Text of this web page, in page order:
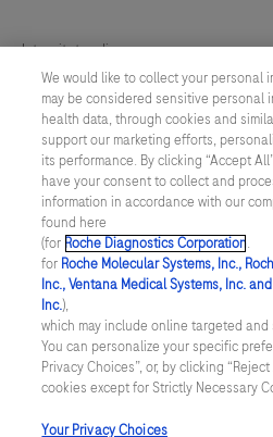
Integritetspolicy
Inställningar för cookies
Kontakt
SWEDEN/Svenska
© 2026 Roche Diagnostics Sverige
Senast uppdaterad: 07.08.2026
Den här webbplatsen är riktad till en
därför förekomma
inte är tillämplig för dig eller landet
vi inte är ansvariga för eventuell
inte uppfyller lagkrav eller regler om
We would like to collect your personal
may be considered sensitive personal
health data, through cookies and
support our marketing efforts,
its performance. By clicking “Accept
have your consent to collect and
information in accordance with our
found here
(for Roche Diagnostics Corporation.
for Roche Molecular Systems, Inc.,
Inc., Ventana Medical Systems, Inc.
Inc.),
which may include online targeted
You can personalize your specific
Privacy Choices”, or, by clicking
cookies except for Strictly Necessary
Your Privacy Choices